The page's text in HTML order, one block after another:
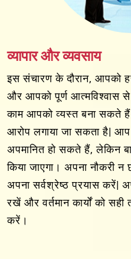
व्यापार और व्यवसाय
इस संचारण के दौरान, आपको
और आपको पूर्ण आत्मविश्वास से
काम आपको व्यस्त बना सकते हैं|
आरोप लगाया जा सकता है| आप
अपमानित हो सकते हैं, लेकिन
किया जाएगा। अपना नौकरी
अपना सर्वश्रेष्ठ प्रयास करें|
रखें और वर्तमान कार्यों को
करें।